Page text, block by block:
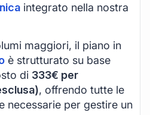
integrato nella nostra
maggiori, il piano in
è strutturato su base
di 333€ per
, offrendo tutte le
necessarie per gestire un